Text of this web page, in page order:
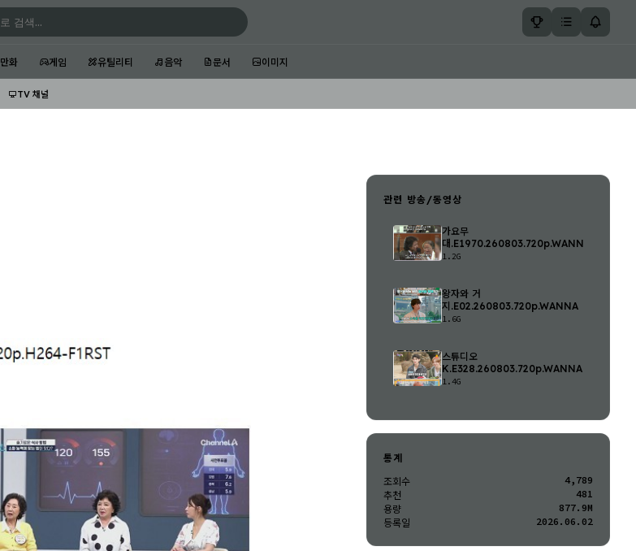
만화 게임 유틸리티 음악 문서 이미지
TV 채널
관련 방송/동영상
가요무
대.E1970.260803.720p.WANNA
1.2G
왕자와 거
지.E02.260803.720p.WANNA
1.6G
스튜디오
K.E328.260803.720p.WANNA
1.4G
통계
조회수
4,789
추천
481
용량
877.9M
등록일
2026.06.02